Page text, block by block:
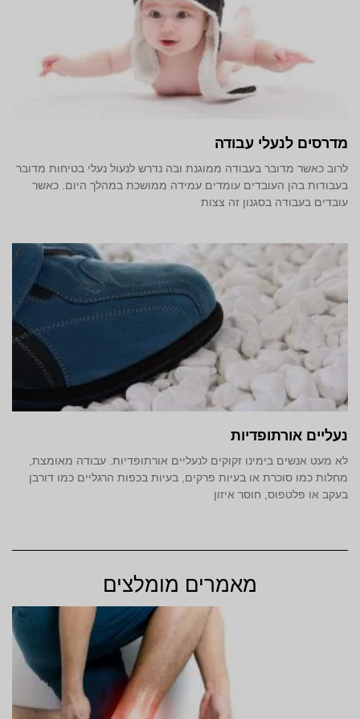
מדרסים לנעלי עבודה
לרוב כאשר מדובר בעבודה ממוגנת ובה נדרש לנעול נעלי בטיחות מדובר
בעבודות בהן העובדים עומדים עמידה ממושכת במהלך היום. כאשר
עובדים בעבודה בסגנון זה צצות
נעליים אורתופדיות
לא מעט אנשים בימינו זקוקים לנעליים אורתופדיות. עבודה מאומצת,
מחלות כמו סוכרת או בעיות פרקים, בעיות בכפות הרגליים כמו דורבן
בעקב או פלטפוס, חוסר איזון
מאמרים מומלצים